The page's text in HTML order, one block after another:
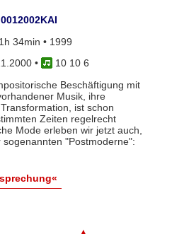
34min • 1999
•
10 10 6
Beschäftigung mit
Musik, ihre
ist schon
Zeiten regelrecht
Mode erleben wir jetzt auch,
"Postmoderne":